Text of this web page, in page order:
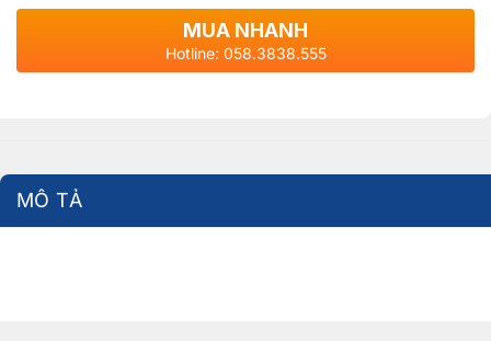
MUA NHANH
Hotline: 058.3838.555
MÔ TẢ